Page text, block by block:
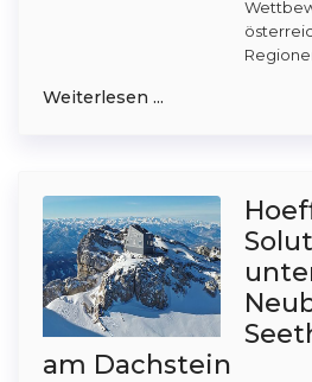
Weiterlesen ...
am Dachstein